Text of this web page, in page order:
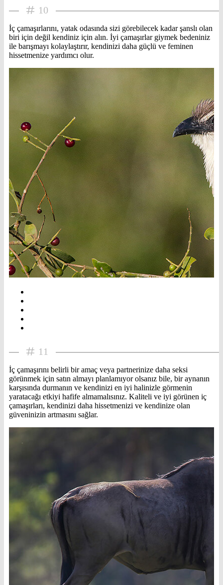
10
İç çamaşırlarını, yatak odasında sizi görebilecek kadar şanslı olan
biri için değil kendiniz için alın. İyi çamaşırlar giymek bedeniniz
ile barışmayı kolaylaştırır, kendinizi daha güçlü ve feminen
hissetmenize yardımcı olur.
11
İç çamaşırını belirli bir amaç veya partnerinize daha seksi
görünmek için satın almayı planlamıyor olsanız bile, bir aynanın
karşısında durmanın ve kendinizi en iyi halinizle görmenin
yaratacağı etkiyi hafife almamalısınız. Kaliteli ve iyi görünen iç
çamaşırları, kendinizi daha hissetmenizi ve kendinize olan
güveninizin artmasını sağlar.